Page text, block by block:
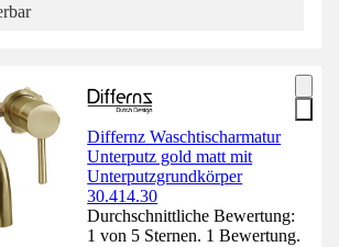
Differnz Waschtischarmatur
Unterputz gold matt mit
Unterputzgrundkörper
30.414.30
Durchschnittliche Bewertung:
1 von 5 Sternen. 1 Bewertung.